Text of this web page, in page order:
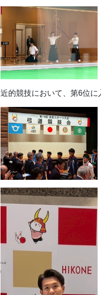
近的競技において、第6位に